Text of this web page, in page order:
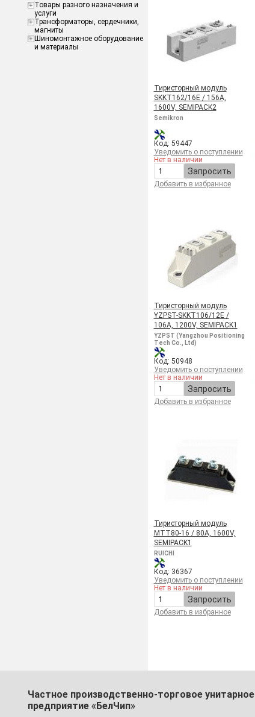
Товары разного назначения и
услуги
Трансформаторы, сердечники,
магниты
Шиномонтажное оборудование
и материалы
Тиристорный модуль
SKKT162/16E / 156A,
1600V, SEMIPACK2
Semikron
Код: 59447
Уведомить о поступлении
Нет в наличии
Запросить
Добавить в избранное
Тиристорный модуль
YZPST-SKKT106/12E /
106A, 1200V, SEMIPACK1
YZPST (Yangzhou Positioning
Tech Co., Ltd)
Код: 50948
Уведомить о поступлении
Нет в наличии
Запросить
Добавить в избранное
Тиристорный модуль
МТТ80-16 / 80A, 1600V,
SEMIPACK1
RUICHI
Код: 36367
Уведомить о поступлении
Нет в наличии
Запросить
Добавить в избранное
Частное производственно-торговое унитарное
предприятие «БелЧип»